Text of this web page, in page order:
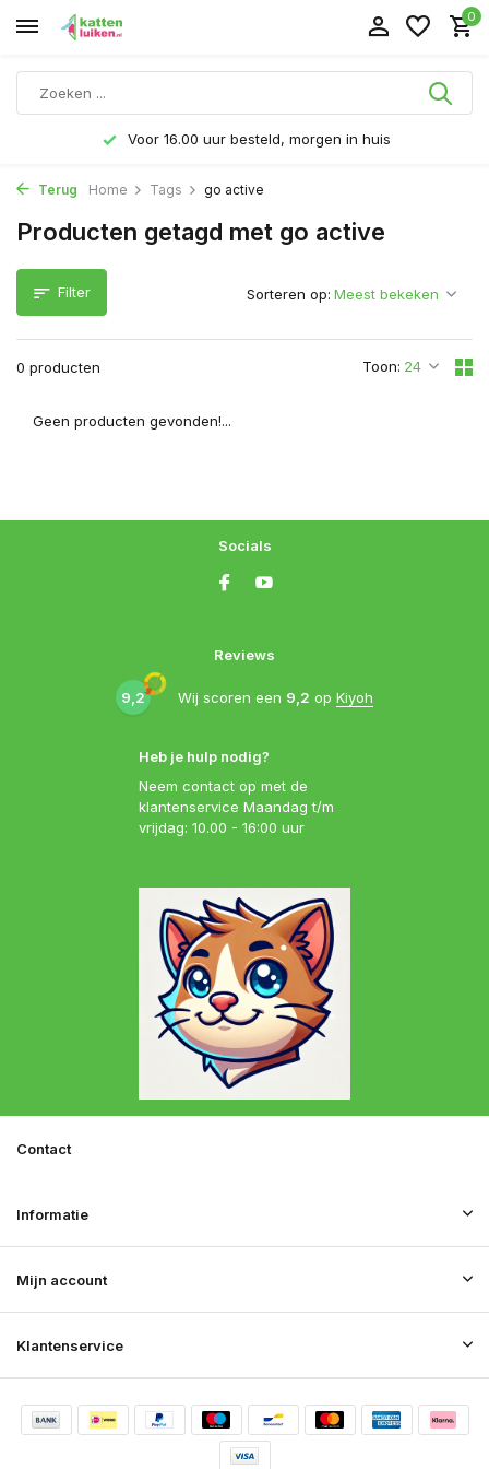
0
Voor 16.00 uur besteld, morgen in huis
Terug Home Tags go active
Producten getagd met go active
Filter
0 producten Toon:
Sorteren op:
Geen producten gevonden!...
Heb je hulp nodig?
Neem contact op met de
klantenservice Maandag t/m
vrijdag: 10.00 - 16:00 uur
Reviews
9,2 Wij scoren een 9,2 op Kiyoh
Socials
Klantenservice
Mijn account
Informatie
Contact